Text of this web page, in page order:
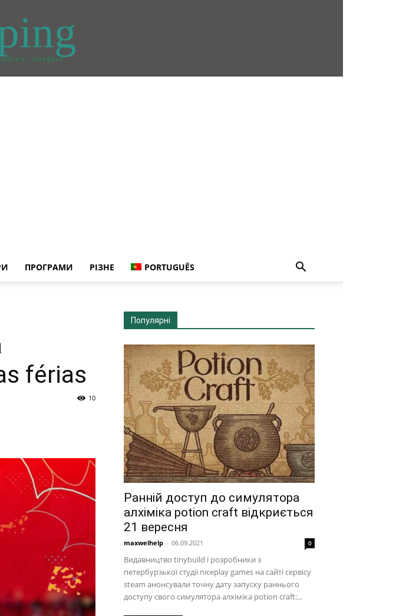
інтернет
ПРОГРАМИ РІЗНЕ PORTUGUÊS
férias
10
Популярні
Ранній доступ до симулятора
алхіміка potion craft відкриється
21 вересня
maxwelhelp - 06.09.2021 0
Видавництво tinybuild і розробники з
петербурзької студії niceplay games на сайті сервісу
steam анонсували точну дату запуску раннього
доступу свого симулятора алхіміка potion craft:...